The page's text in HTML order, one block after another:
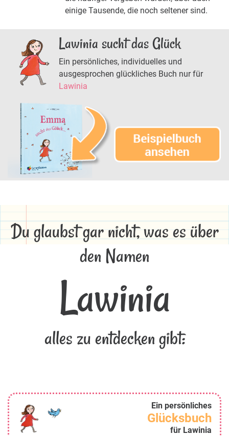
einige Tausende, die noch seltener sind.
Lawinia sucht das Glück
Ein persönliches, individuelles und
ausgesprochen glückliches Buch nur für
Lawinia
Du glaubst gar nicht, was es über
den Namen
Lawinia
alles zu entdecken gibt:
Ein persönliches
Glücksbuch
für Lawinia